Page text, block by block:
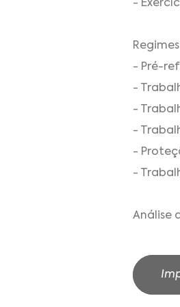
-
- Pré-
-
-
-
-
-
Análise